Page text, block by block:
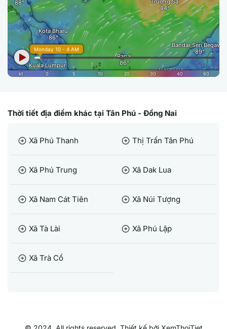
Thời tiết địa điểm khác tại Tân Phú - Đồng Nai
arrow_circle_right Xã Phú Thanh arrow_circle_right Thị Trấn Tân Phú
arrow_circle_right Xã Phú Trung arrow_circle_right Xã Dak Lua
arrow_circle_right Xã Nam Cát Tiên arrow_circle_right Xã Núi Tượng
arrow_circle_right Xã Tà Lài arrow_circle_right Xã Phú Lập
arrow_circle_right Xã Trà Cổ